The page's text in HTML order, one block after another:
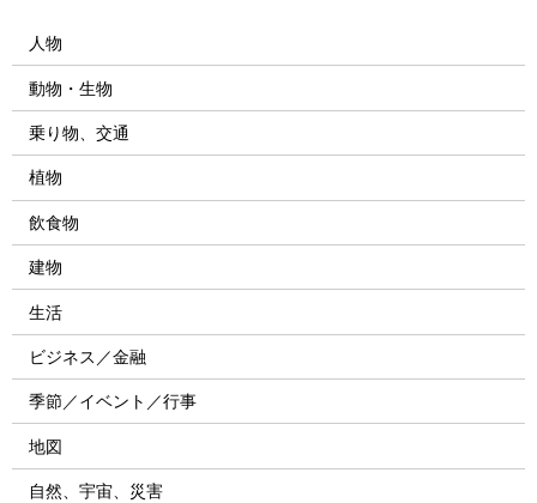
人物
動物・生物
乗り物、交通
植物
飲食物
建物
生活
ビジネス／金融
季節／イベント／行事
地図
自然、宇宙、災害